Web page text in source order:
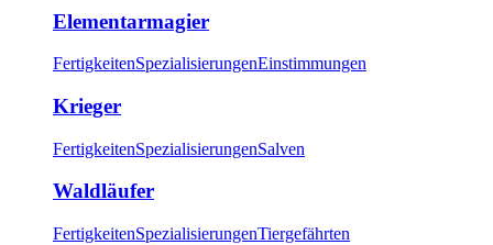
Elementarmagier
FertigkeitenSpezialisierungenEinstimmungen
Krieger
FertigkeitenSpezialisierungenSalven
Waldläufer
FertigkeitenSpezialisierungenTiergefährten